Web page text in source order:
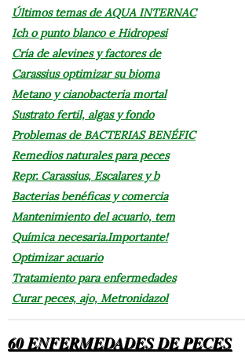
Últimos temas de AQUA INTERNAC
Ich o punto blanco e Hidropesi
Cría de alevines y factores de
Carassius optimizar su bioma
Metano y cianobacteria mortal
Sustrato fertil, algas y fondo
Problemas de BACTERIAS BENÉFIC
Remedios naturales para peces
Repr. Carassius, Escalares y b
Bacterias benéficas y comercia
Mantenimiento del acuario, tem
Química necesaria.Importante!
Optimizar acuario
Tratamiento para enfermedades
Curar peces, ajo, Metronidazol
60 ENFERMEDADES DE PECES